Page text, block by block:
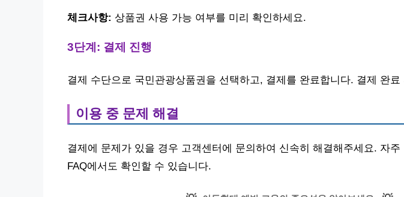
체크사항: 상품권 사용 가능 여부를 미리 확인하세요.
3단계: 결제 진행
결제 수단으로 국민관광상품권을 선택하고, 결제를 완료합니다. 결제 완
이용 중 문제 해결
결제에 문제가 있을 경우 고객센터에 문의하여 신속히 해결해주세요. 자
FAQ에서도 확인할 수 있습니다.